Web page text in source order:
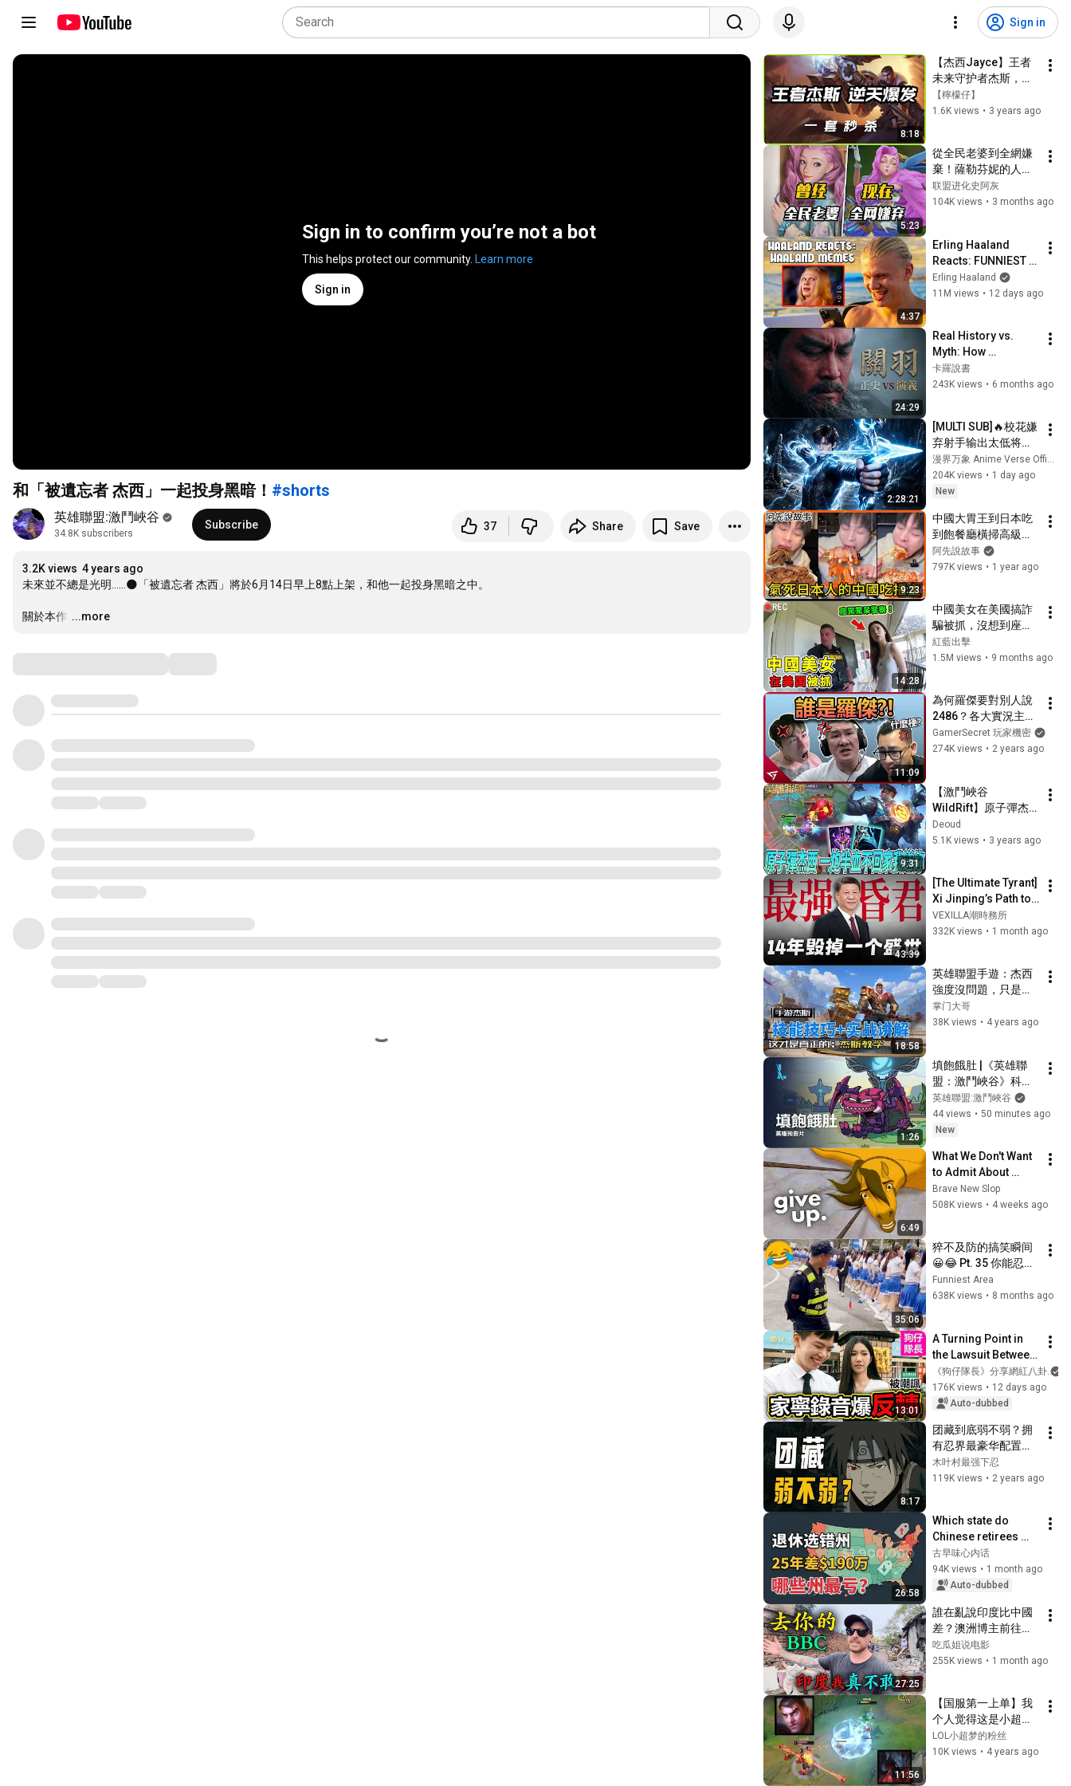
Sign in
Sign in to confirm you’re not a bot
This helps protect our community. Learn more
Sign in
和「被遺忘者 杰西」一起投身黑暗！ #shorts
英雄聯盟:激鬥峽谷
34.8K subscribers
Subscribe 37 Share Save
3.2K views 4 years ago
未來並不總是光明……🌑「被遺忘者 杰西」將於6月14日早上8點上架，和他一起投身黑暗之中。
關於本作 …
...more
8:18
【杰西Jayce】王者
未来守护者杰斯，逆
天爆发一套秒杀
#LOL#英雄聯盟#檸
【檸檬仔】
1.6K views • 3 years ago
5:23
從全民老婆到全網嫌
棄！薩勒芬妮的人設
為啥崩得這麼慘？
联盟进化史阿灰
104K views • 3 months ago
4:37
Erling Haaland
Reacts: FUNNIEST
Haaland Memes!
Erling Haaland
11M views • 12 days ago
24:29
Real History vs.
Myth: How
Arrogance Killed
China's Mightiest
卡羅說書
243K views • 6 months ago
2:28:21
[MULTI SUB]🔥校花嫌
弃射手输出太低将他
踢出队伍，没人料到
射手拥有九百万高额
防御。闯荡冠军秘
录强势打脸！
漫界万象 Anime Verse Official
204K views • 1 day ago
New
9:23
中國大胃王到日本吃
到飽餐廳橫掃高級食
材還羞辱日本人! 結果
女友被挖出曾參加日
飽｜阿先說故事
阿先說故事
797K views • 1 year ago
14:28
中國美女在美國搞詐
騙被抓，沒想到座駕
竟是Bentley！
紅藍出擊
1.5M views • 9 months ago
11:09
為何羅傑要對別人說
2486？各大實況主深
受其害！近期備受熱
議的【羅傑說你是
GamerSecret 玩家機密
274K views • 2 years ago
9:31
【激鬥峽谷
WildRift】原子彈杰
西！一炮半血不回
家？我送你一程真
電刑 4.2B
Deoud
5.1K views • 3 years ago
43:39
[The Ultimate Tyrant]
Xi Jinping’s Path to
Becoming Emperor
Yang of Sui:
VEXILLA潮時務所
332K views • 1 month ago
18:58
英雄聯盟手遊：杰西
強度沒問題，只是你
沒玩明白！
掌门大哥
38K views • 4 years ago
1:26
填飽餓肚 |《英雄聯
盟：激鬥峽谷》科加
斯英雄預告片
英雄聯盟:激鬥峽谷
44 views • 50 minutes ago
New
6:49
What We Don't Want
to Admit About
Modern Men
Brave New Slop
508K views • 4 weeks ago
35:06
猝不及防的搞笑瞬间
😀😂 Pt. 35 你能忍到
第几个
Funniest Area
638K views • 8 months ago
13:01
A Turning Point in
the Lawsuit Between
Andy and the
"Vampire" Zhang
Family? Did Ning
《狗仔隊長》分享網紅八卦
176K views • 12 days ago
Auto-dubbed
8:17
团藏到底弱不弱？拥
有忍界最豪华配置，
却给他带来一身副作
用
木叶村最强下忍
119K views • 2 years ago
26:58
Which state do
Chinese retirees
move to? You'll
never guess the
number one answer.
古早味心内话
94K views • 1 month ago
Auto-dubbed
27:25
誰在亂說印度比中國
差？澳洲博主前往
Kolkata找答案，遊玩
被三哥騙到崩潰，闖
我30年！
吃瓜姐说电影
255K views • 1 month ago
11:56
【国服第一上单】我
个人觉得这是小超梦
对线过最强的杰斯
LOL小超梦的粉丝
10K views • 4 years ago